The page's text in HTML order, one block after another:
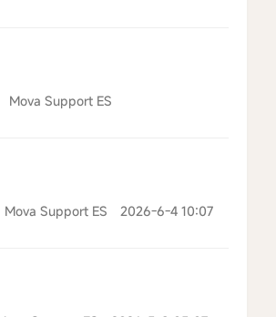
Mova Support ES
Mova Support ES 2026-6-4 10:07